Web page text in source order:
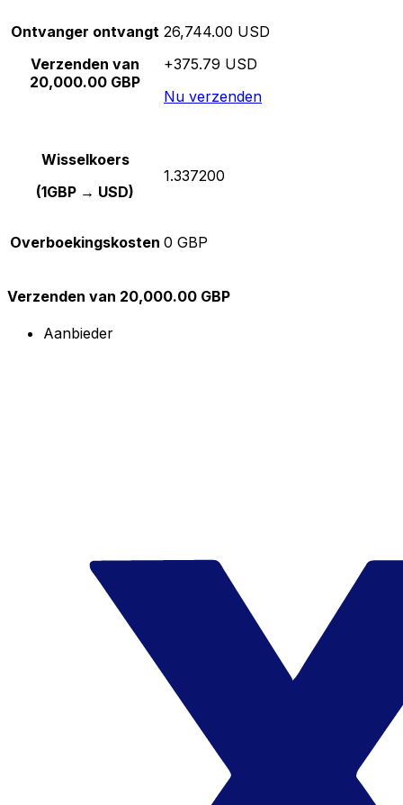
Ontvanger ontvangt
Verzenden van
20,000.00 GBP
26,744.00 USD
+375.79 USD
Nu verzenden
Wisselkoers
(1GBP → USD)
1.337200
Overboekingskosten 0 GBP
Verzenden van 20,000.00 GBP
Aanbieder